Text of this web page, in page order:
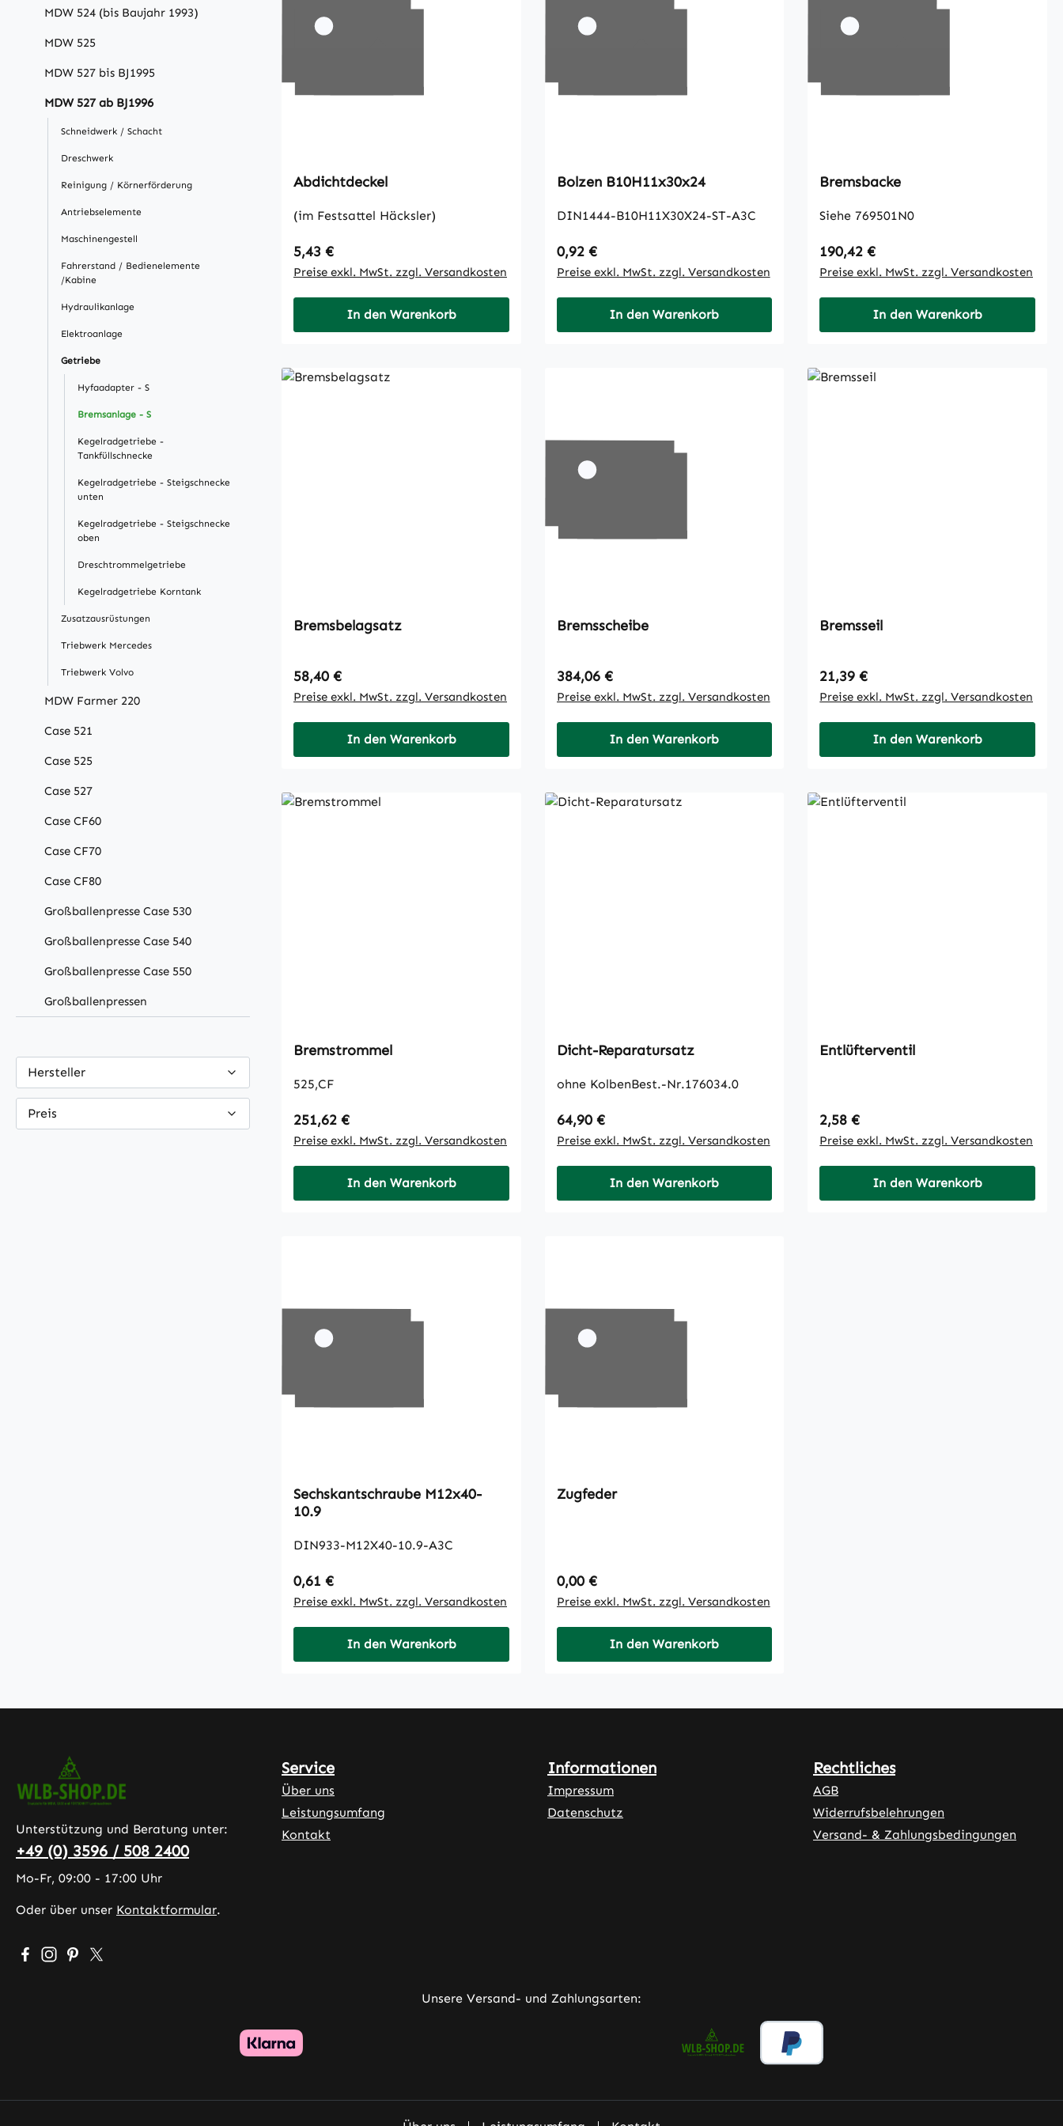
MDW 524 (bis Baujahr 1993)
MDW 525
MDW 527 bis BJ1995
MDW 527 ab BJ1996
Schneidwerk / Schacht
Dreschwerk
Reinigung / Körnerförderung
Antriebselemente
Maschinengestell
Fahrerstand / Bedienelemente
/Kabine
Hydraulikanlage
Elektroanlage
Getriebe
Hyfaadapter - S
Bremsanlage - S
Kegelradgetriebe -
Tankfüllschnecke
Kegelradgetriebe - Steigschnecke
unten
Kegelradgetriebe - Steigschnecke
oben
Dreschtrommelgetriebe
Kegelradgetriebe Korntank
Zusatzausrüstungen
Triebwerk Mercedes
Triebwerk Volvo
MDW Farmer 220
Case 521
Case 525
Case 527
Case CF60
Case CF70
Case CF80
Großballenpresse Case 530
Großballenpresse Case 540
Großballenpresse Case 550
Großballenpressen
Hersteller
Preis
Abdichtdeckel
(im Festsattel Häcksler)
Regulärer Preis:
5,43 €
Preise exkl. MwSt. zzgl. Versandkosten
In den Warenkorb
Bolzen B10H11x30x24
DIN1444-B10H11X30X24-ST-A3C
Regulärer Preis:
0,92 €
Preise exkl. MwSt. zzgl. Versandkosten
In den Warenkorb
Bremsbacke
Siehe 769501N0
Regulärer Preis:
190,42 €
Preise exkl. MwSt. zzgl. Versandkosten
In den Warenkorb
Bremsbelagsatz
Regulärer Preis:
58,40 €
Preise exkl. MwSt. zzgl. Versandkosten
In den Warenkorb
Bremsscheibe
Regulärer Preis:
384,06 €
Preise exkl. MwSt. zzgl. Versandkosten
In den Warenkorb
Bremsseil
Regulärer Preis:
21,39 €
Preise exkl. MwSt. zzgl. Versandkosten
In den Warenkorb
Bremstrommel
525,CF
Regulärer Preis:
251,62 €
Preise exkl. MwSt. zzgl. Versandkosten
In den Warenkorb
Dicht-Reparatursatz
ohne KolbenBest.-Nr.176034.0
Regulärer Preis:
64,90 €
Preise exkl. MwSt. zzgl. Versandkosten
In den Warenkorb
Entlüfterventil
Regulärer Preis:
2,58 €
Preise exkl. MwSt. zzgl. Versandkosten
In den Warenkorb
Sechskantschraube M12x40-
10.9
DIN933-M12X40-10.9-A3C
Regulärer Preis:
0,61 €
Preise exkl. MwSt. zzgl. Versandkosten
In den Warenkorb
Zugfeder
Regulärer Preis:
0,00 €
Preise exkl. MwSt. zzgl. Versandkosten
In den Warenkorb
Unterstützung und Beratung unter:
+49 (0) 3596 / 508 2400
Mo-Fr, 09:00 - 17:00 Uhr
Oder über unser Kontaktformular.
Besuche uns auf Facebook – öffnet in neuem Tab (externer Link)
Schau auf Instagram vorbei – öffnet in neuem Tab (externer Link)
Lass dich auf Pinterest inspirieren – öffnet in neuem Tab (externer Link)
Folge uns auf X – öffnet in neuem Tab (externer Link)
Service
Über uns
Leistungsumfang
Kontakt
Informationen
Impressum
Datenschutz
Rechtliches
AGB
Widerrufsbelehrungen
Versand- & Zahlungsbedingungen
Unsere Versand- und Zahlungsarten: